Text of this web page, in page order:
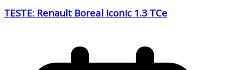
TESTE: Renault Boreal Iconic 1.3 TCe